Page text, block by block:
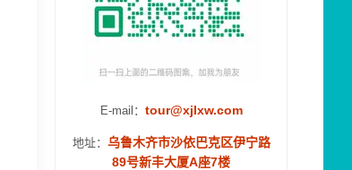
E-mail： tour@xjlxw.com
地址： 乌鲁木齐市沙依巴克区伊宁路
89号新丰大厦A座7楼